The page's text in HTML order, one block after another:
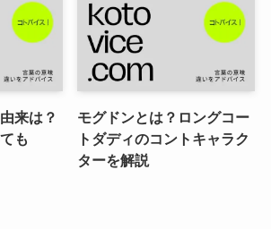
来は？
も
モグドンとは？ロングコー
トダディのコントキャラク
ターを解説